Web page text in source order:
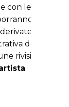
con le
varie
dalla
della
rivisitazioni